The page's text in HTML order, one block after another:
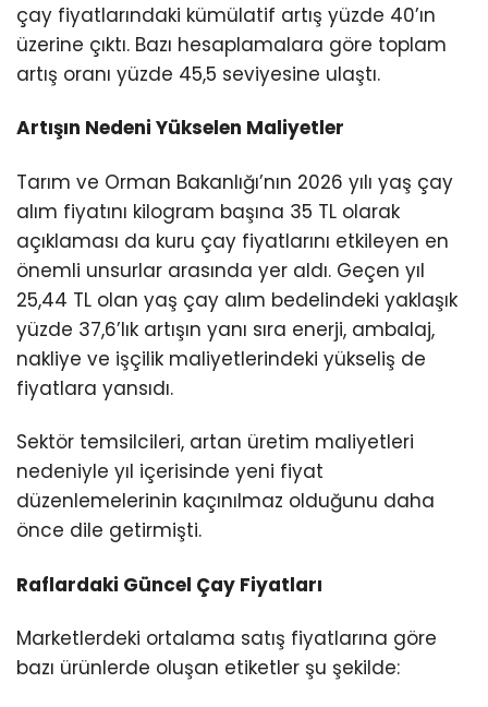
çay fiyatlarındaki kümülatif artış yüzde 40’ın
üzerine çıktı. Bazı hesaplamalara göre toplam
artış oranı yüzde 45,5 seviyesine ulaştı.
Artışın Nedeni Yükselen Maliyetler
Tarım ve Orman Bakanlığı’nın 2026 yılı yaş çay
alım fiyatını kilogram başına 35 TL olarak
açıklaması da kuru çay fiyatlarını etkileyen en
önemli unsurlar arasında yer aldı. Geçen yıl
25,44 TL olan yaş çay alım bedelindeki yaklaşık
yüzde 37,6’lık artışın yanı sıra enerji, ambalaj,
nakliye ve işçilik maliyetlerindeki yükseliş de
fiyatlara yansıdı.
Sektör temsilcileri, artan üretim maliyetleri
nedeniyle yıl içerisinde yeni fiyat
düzenlemelerinin kaçınılmaz olduğunu daha
önce dile getirmişti.
Raflardaki Güncel Çay Fiyatları
Marketlerdeki ortalama satış fiyatlarına göre
bazı ürünlerde oluşan etiketler şu şekilde: